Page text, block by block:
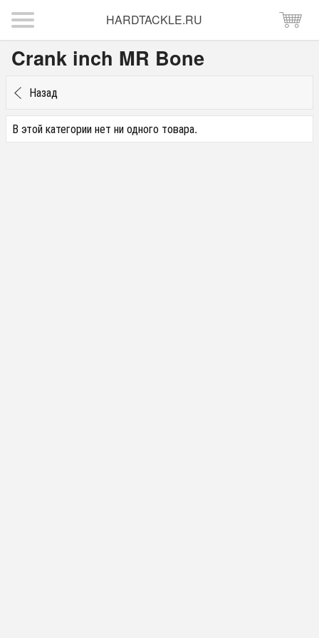
HARDTACKLE.RU
Crank inch MR Bone
Назад
В этой категории нет ни одного товара.